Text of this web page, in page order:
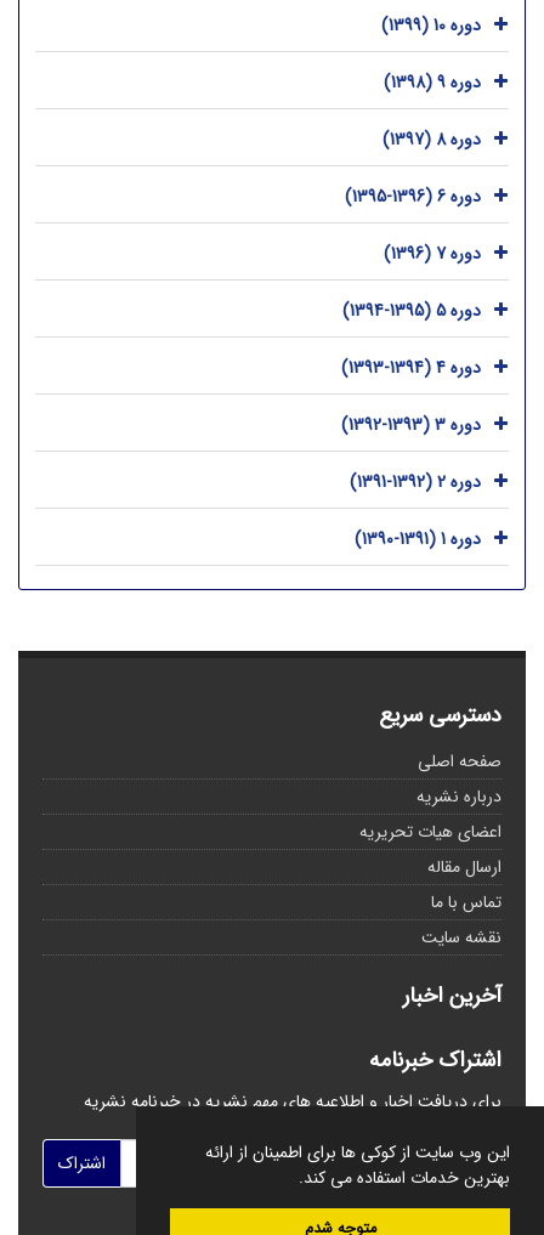
این وب سایت از کوکی ها برای اطمینان از ارائه
بهترین خدمات استفاده می کند.
متوجه شدم
دوره 10 (1399)
دوره 9 (1398)
دوره 8 (1397)
دوره 6 (1396-1395)
دوره 7 (1396)
دوره 5 (1395-1394)
دوره 4 (1394-1393)
دوره 3 (1393-1392)
دوره 2 (1392-1391)
دوره 1 (1391-1390)
دسترسی سریع
صفحه اصلی
درباره نشریه
اعضای هیات تحریریه
ارسال مقاله
تماس با ما
نقشه سایت
آخرین اخبار
اشتراک خبرنامه
برای دریافت اخبار و اطلاعیه های مهم نشریه در خبرنامه نشریه
اشتراک